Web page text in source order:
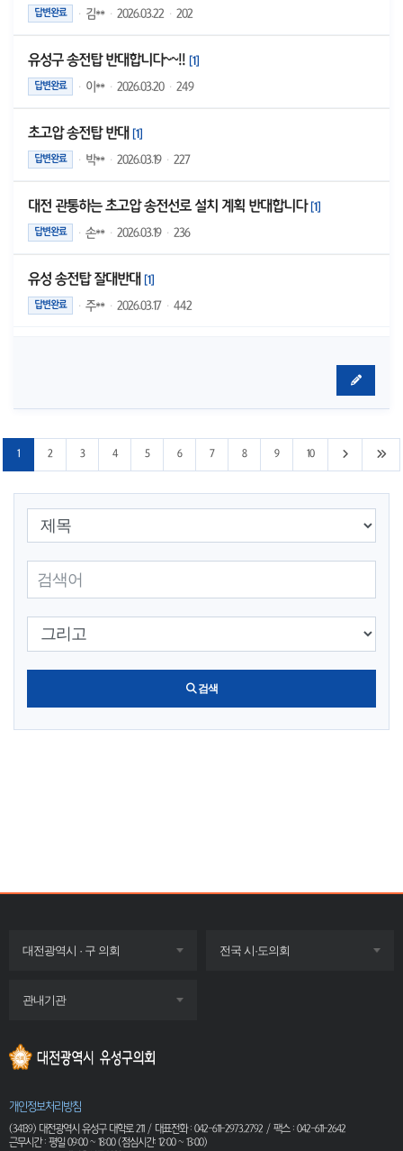
답변완료 · 김** · 2026.03.22 · 202
유성구 송전탑 반대합니다~~!! [1]
답변완료 · 이** · 2026.03.20 · 249
초고압 송전탑 반대 [1]
답변완료 · 박** · 2026.03.19 · 227
대전 관통하는 초고압 송전선로 설치 계획 반대합니다 [1]
답변완료 · 손** · 2026.03.19 · 236
유성 송전탑 잘대반대 [1]
답변완료 · 주** · 2026.03.17 · 442
1 2 3 4 5 6 7 8 9 10 다음 10페이
마
검색
대전광역시 · 구 의회 전국 시·도의회
관내기관
개인정보처리방침
(34139) 대전광역시 유성구 대학로 211 / 대표전화 : 042-611-2973,2792 / 팩스 : 042-611-2642
근무시간 : 평일 09:00 ~ 18:00 (점심시간: 12:00 ~ 13:00)